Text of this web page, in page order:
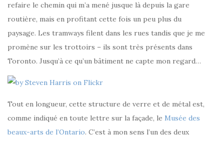
refaire le chemin qui m’a mené jusque là depuis la gare
routière, mais en profitant cette fois un peu plus du
paysage. Les tramways filent dans les rues tandis que je me
promène sur les trottoirs – ils sont très présents dans
Toronto. Jusqu’à ce qu’un bâtiment ne capte mon regard…
Tout en longueur, cette structure de verre et de métal est,
comme indiqué en toute lettre sur la façade, le Musée des
beaux-arts de l’Ontario. C’est à mon sens l’un des deux